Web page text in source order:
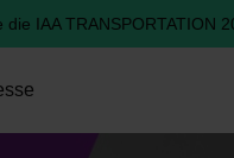
die IAA TRANSPORTATION